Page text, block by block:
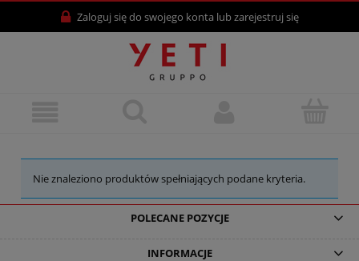
Zaloguj siędo swojego konta lubzarejestruj się
Nie znaleziono produktów spełniających podane kryteria.
POLECANE POZYCJE
INFORMACJE